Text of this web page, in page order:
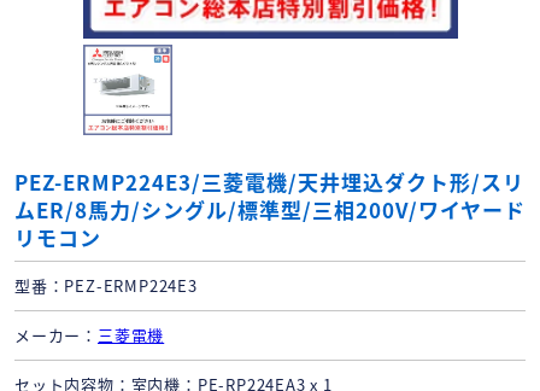
PEZ-ERMP224E3/三菱電機/天井埋込ダクト形/スリ
ムER/8馬力/シングル/標準型/三相200V/ワイヤード
リモコン
型番 PEZ-ERMP224E3
メーカー 三菱電機
セット内容物
室内機：PE-RP224EA3 x 1